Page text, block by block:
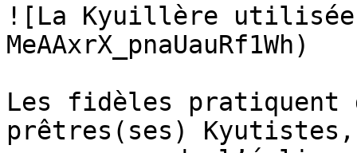
![La Kyuillère
MeAAxrX_pnaUauRf1Wh)
Les fidèles pratiquent
prêtres(ses)